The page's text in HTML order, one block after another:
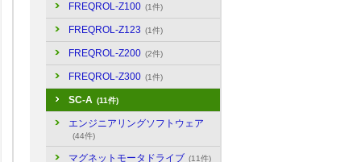
FREQROL-Z100 (1件)
FREQROL-Z123 (1件)
FREQROL-Z200 (2件)
FREQROL-Z300 (1件)
SC-A (11件)
エンジニアリングソフトウェア
(44件)
マグネットモータドライブ (11件)